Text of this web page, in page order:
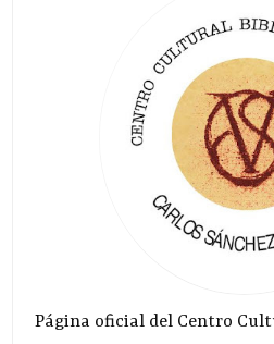
Página oficial del Centro